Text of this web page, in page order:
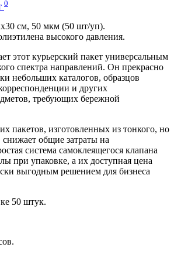
0
см, 50 мкм (50 шт/уп).
высокого давления.
этот курьерский пакет универсальным
спектра направлений. Он прекрасно
небольших каталогов, образцов
и других
требующих бережной
пакетов, изготовленных из тонкого, но
снижает общие затраты на
система самоклеящегося клапана
при упаковке, а их доступная цена
выгодным решением для бизнеса
50 штук.